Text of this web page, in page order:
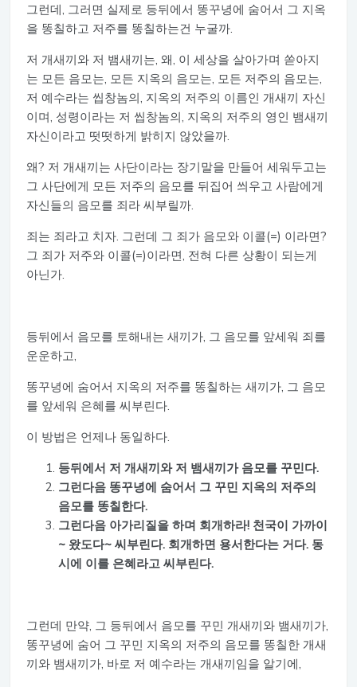
그런데, 그러면 실제로 등뒤에서 똥꾸녕에 숨어서 그 지옥
을 똥칠하고 저주를 똥칠하는건 누굴까.
저 개새끼와 저 뱀새끼는, 왜, 이 세상을 살아가며 쏟아지
는 모든 음모는, 모든 지옥의 음모는, 모든 저주의 음모는,
저 예수라는 씹창놈의, 지옥의 저주의 이름인 개새끼 자신
이며, 성령이라는 저 씹창놈의, 지옥의 저주의 영인 뱀새끼
자신이라고 떳떳하게 밝히지 않았을까.
왜? 저 개새끼는 사단이라는 장기말을 만들어 세워두고는
그 사단에게 모든 저주의 음모를 뒤집어 씌우고 사람에게
자신들의 음모를 죄라 씨부릴까.
죄는 죄라고 치자. 그런데 그 죄가 음모와 이콜(=) 이라면?
그 죄가 저주와 이콜(=)이라면, 전혀 다른 상황이 되는게
아닌가.
등뒤에서 음모를 토해내는 새끼가, 그 음모를 앞세워 죄를
운운하고,
똥꾸녕에 숨어서 지옥의 저주를 똥칠하는 새끼가, 그 음모
를 앞세워 은혜를 씨부린다.
이 방법은 언제나 동일하다.
등뒤에서 저 개새끼와 저 뱀새끼가 음모를 꾸민다.
그런다음 똥꾸녕에 숨어서 그 꾸민 지옥의 저주의
음모를 똥칠한다.
그런다음 아가리질을 하며 회개하라! 천국이 가까이
~ 왔도다~ 씨부린다. 회개하면 용서한다는 거다. 동
시에 이를 은혜라고 씨부린다.
그런데 만약, 그 등뒤에서 음모를 꾸민 개새끼와 뱀새끼가,
똥꾸녕에 숨어 그 꾸민 지옥의 저주의 음모를 똥칠한 개새
끼와 뱀새끼가, 바로 저 예수라는 개새끼임을 알기에,